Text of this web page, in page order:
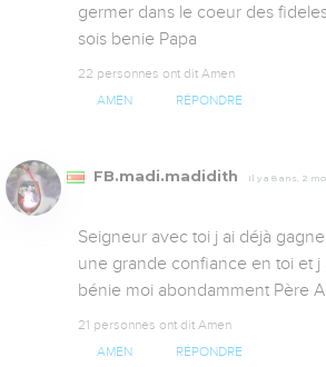
germer dans le coeur des
sois benie Papa
22 personnes ont dit Amen
AMEN RÉPONDRE
FB.madi.madidith Il y a 8 ans, 2
Seigneur avec toi j ai déjà
une grande confiance en toi et j
bénie moi abondamment Père
21 personnes ont dit Amen
AMEN RÉPONDRE